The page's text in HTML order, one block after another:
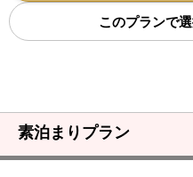
このプランで
素泊まりプラン